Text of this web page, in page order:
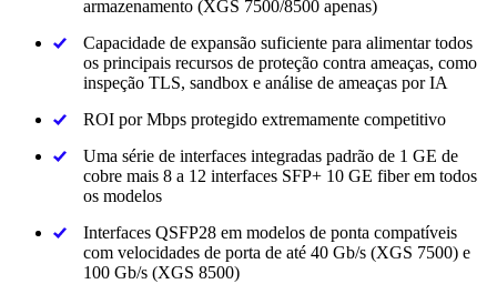
armazenamento (XGS 7500/8500 apenas)
Capacidade de expansão suficiente para alimentar todos
os principais recursos de proteção contra ameaças, como
inspeção TLS, sandbox e análise de ameaças por IA
ROI por Mbps protegido extremamente competitivo
Uma série de interfaces integradas padrão de 1 GE de
cobre mais 8 a 12 interfaces SFP+ 10 GE fiber em todos
os modelos
Interfaces QSFP28 em modelos de ponta compatíveis
com velocidades de porta de até 40 Gb/s (XGS 7500) e
100 Gb/s (XGS 8500)